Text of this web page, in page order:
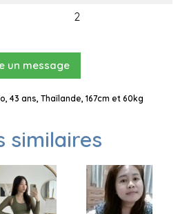
2
un message
43 ans, Thaïlande, 167cm et 60kg
similaires